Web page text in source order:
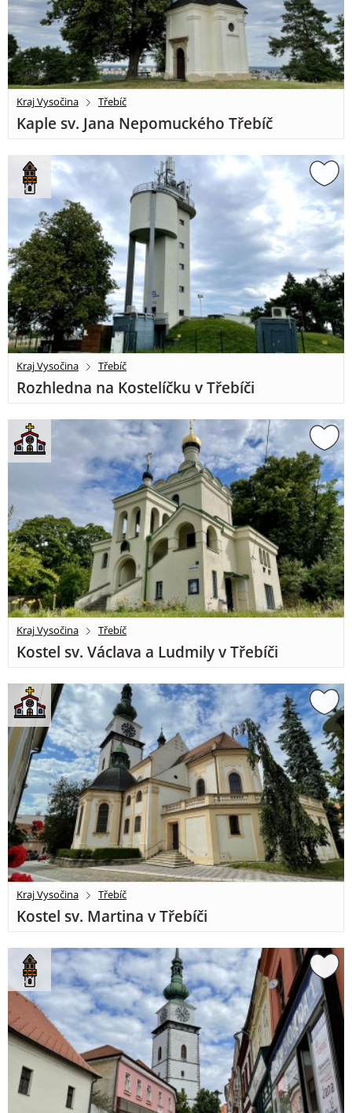
Kraj Vysočina Třebíč
Kaple sv. Jana Nepomuckého Třebíč
Kraj Vysočina Třebíč
Rozhledna na Kostelíčku v Třebíči
Kraj Vysočina Třebíč
Kostel sv. Václava a Ludmily v Třebíči
Kraj Vysočina Třebíč
Kostel sv. Martina v Třebíči